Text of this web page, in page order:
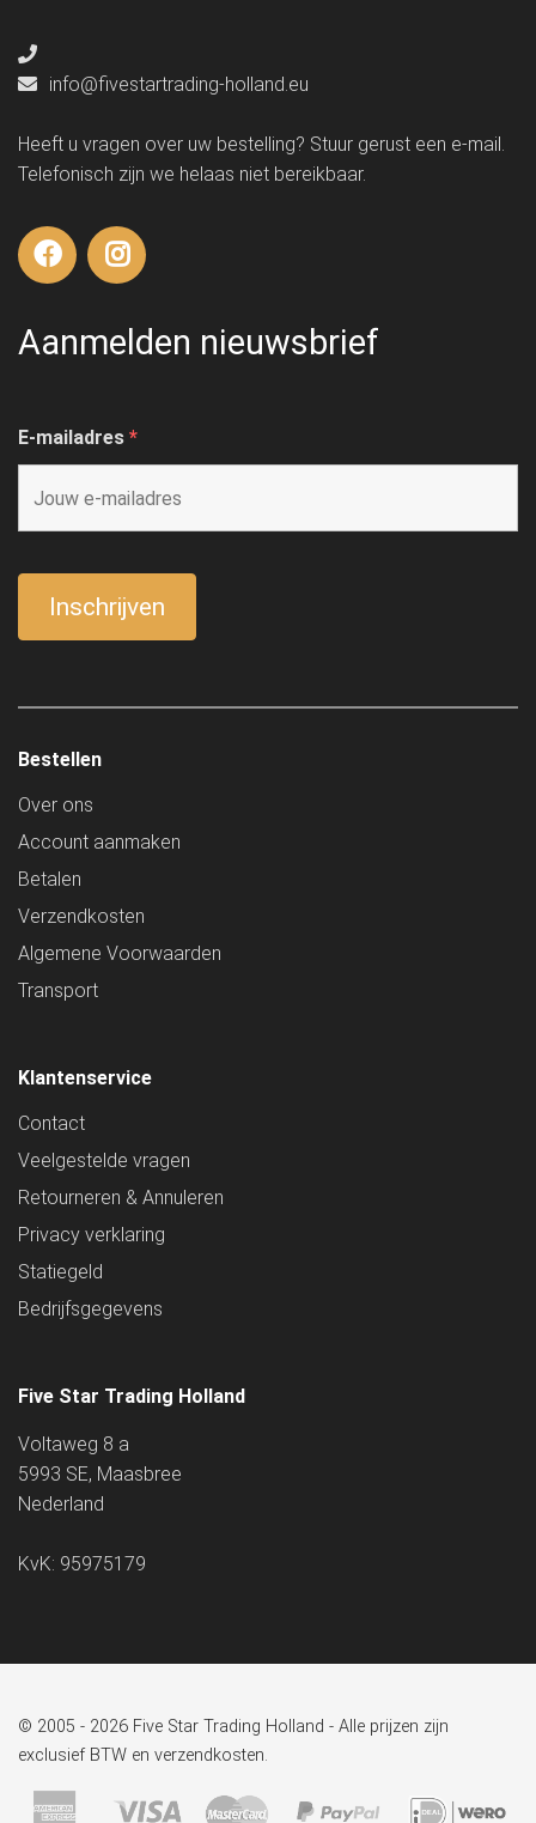
info@fivestartrading-holland.eu
Heeft u vragen over uw bestelling? Stuur gerust een e-mail.
Telefonisch zijn we helaas niet bereikbaar.
Aanmelden nieuwsbrief
E-mailadres *
Bestellen
Over ons
Account aanmaken
Betalen
Verzendkosten
Algemene Voorwaarden
Transport
Klantenservice
Contact
Veelgestelde vragen
Retourneren & Annuleren
Privacy verklaring
Statiegeld
Bedrijfsgegevens
Five Star Trading Holland
Voltaweg 8 a
5993 SE, Maasbree
Nederland
KvK: 95975179
© 2005 - 2026 Five Star Trading Holland - Alle prijzen zijn
exclusief BTW en verzendkosten.